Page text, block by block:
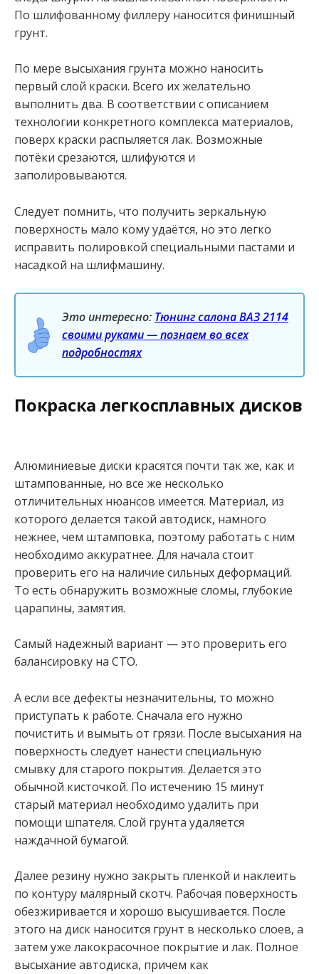
По шлифованному филлеру наносится финишный
грунт.
По мере высыхания грунта можно наносить
первый слой краски. Всего их желательно
выполнить два. В соответствии с описанием
технологии конкретного комплекса материалов,
поверх краски распыляется лак. Возможные
потёки срезаются, шлифуются и
заполировываются.
Следует помнить, что получить зеркальную
поверхность мало кому удаётся, но это легко
исправить полировкой специальными пастами и
насадкой на шлифмашину.
Это интересно: Тюнинг салона ВАЗ 2114
своими руками — познаем во всех
подробностях
Покраска легкосплавных дисков
Алюминиевые диски красятся почти так же, как и
штампованные, но все же несколько
отличительных нюансов имеется. Материал, из
которого делается такой автодиск, намного
нежнее, чем штамповка, поэтому работать с ним
необходимо аккуратнее. Для начала стоит
проверить его на наличие сильных деформаций.
То есть обнаружить возможные сломы, глубокие
царапины, замятия.
Самый надежный вариант — это проверить его
балансировку на СТО.
А если все дефекты незначительны, то можно
приступать к работе. Сначала его нужно
почистить и вымыть от грязи. После высыхания на
поверхность следует нанести специальную
смывку для старого покрытия. Делается это
обычной кисточкой. По истечению 15 минут
старый материал необходимо удалить при
помощи шпателя. Слой грунта удаляется
наждачной бумагой.
Далее резину нужно закрыть пленкой и наклеить
по контуру малярный скотч. Рабочая поверхность
обезжиривается и хорошо высушивается. После
этого на диск наносится грунт в несколько слоев, а
затем уже лакокрасочное покрытие и лак. Полное
высыхание автодиска, причем как